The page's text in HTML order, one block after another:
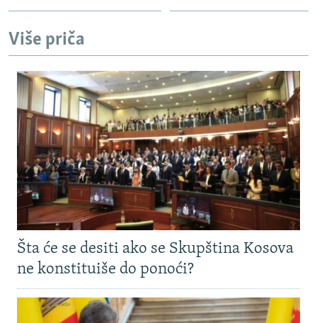
TRI DECENIJE OD RATA U BIH
SVE KARTE DEJTONA
Više priča
Šta će se desiti ako se Skupština Kosova
ne konstituiše do ponoći?